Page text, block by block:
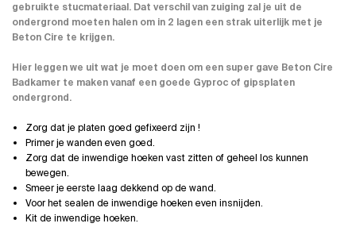
gebruikte stucmateriaal. Dat verschil van zuiging zal je uit de
ondergrond moeten halen om in 2 lagen een strak uiterlijk met je
Beton Cire te krijgen.
Hier leggen we uit wat je moet doen om een super gave Beton Cire
Badkamer te maken vanaf een goede Gyproc of gipsplaten
ondergrond.
Zorg dat je platen goed gefixeerd zijn !
Primer je wanden even goed.
Zorg dat de inwendige hoeken vast zitten of geheel los kunnen
bewegen.
Smeer je eerste laag dekkend op de wand.
Voor het sealen de inwendige hoeken even insnijden.
Kit de inwendige hoeken.